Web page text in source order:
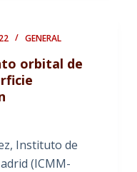
GENERAL
orbital de
Instituto de
(ICMM-